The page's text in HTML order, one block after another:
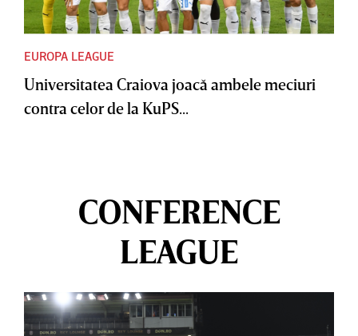
EUROPA LEAGUE
Universitatea Craiova joacă ambele meciuri
contra celor de la KuPS...
CONFERENCE
LEAGUE